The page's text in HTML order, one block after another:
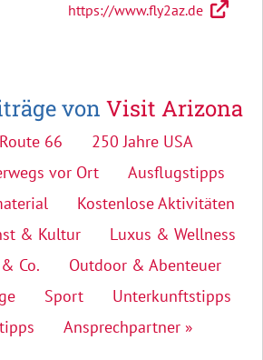
https://www.fly2az.de
von Visit Arizona
66
250 Jahre USA
vor Ort
Ausflugstipps
Kostenlose Aktivitäten
& Kultur
Luxus & Wellness
Co.
Outdoor & Abenteuer
Sport
Unterkunftstipps
Ansprechpartner »